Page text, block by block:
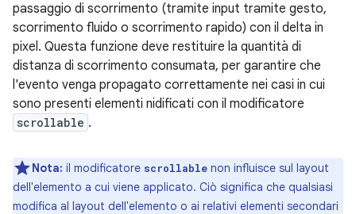
passaggio di scorrimento (tramite input tramite gesto,
scorrimento fluido o scorrimento rapido) con il delta in
pixel. Questa funzione deve restituire la quantità di
distanza di scorrimento consumata, per garantire che
l'evento venga propagato correttamente nei casi in cui
sono presenti elementi nidificati con il modificatore
scrollable .
Nota: il modificatore scrollable non influisce sul layout
dell'elemento a cui viene applicato. Ciò significa che qualsiasi
modifica al layout dell'elemento o ai relativi elementi secondari